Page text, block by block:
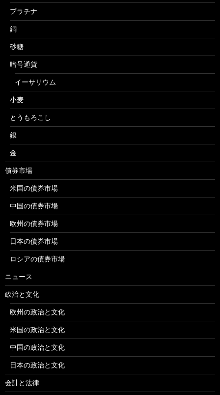
プラチナ
銅
砂糖
暗号通貨
イーサリウム
小麦
とうもろこし
銀
金
債券市場
米国の債券市場
中国の債券市場
欧州の債券市場
日本の債券市場
ロシアの債券市場
ニュース
政治と文化
欧州の政治と文化
米国の政治と文化
中国の政治と文化
日本の政治と文化
会計と法律